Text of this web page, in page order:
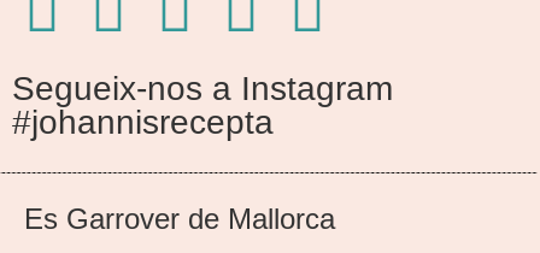
Segueix-nos a Instagram
#johannisrecepta
Es Garrover de Mallorca